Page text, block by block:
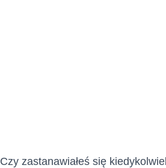
Czy zastanawiałeś się